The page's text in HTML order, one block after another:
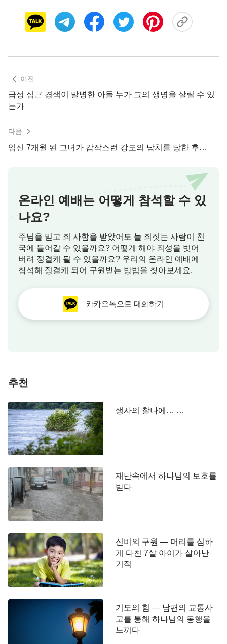
원제는 창백한 딸의 얼굴을 보고 울면 안 된다는
더 고통스럽고 위로가 필요할 것입니다. 원제는 자신
님께 의지하고 기도해야 한다고 여겼습니다. 하나님
은 방패가 되고 오직 하나님만이 믿음과 힘을 더해
주셔서 이런 환경에서 계속 체험할 수 있도록 해 주
신다는 것을 깨달았습니다.
그래서 원제는 속으로 하나님께 구했습니다. ‘
지 모르겠습니다. 저는 너무나 두렵지만 아무것도 할
수 없습니다. 하나님, 인도해 주세요.…’ 기도를 마친
그녀는 문득 하나님의 말씀이 떠올랐습니다. 『내가
우주 만물을 주재하는 전능한 하나님임을 명심하라!
내게는 해결 못 할 일이 없다. 따라서 나는 능치 못할
일이 없고 하지 못할 말이 없다. 』 하나님 말씀의 일
깨움으로, 나약했던 그녀의 마음은 훨씬 담대해졌고
고 편안해졌습니다. 그녀 역시 하나님은 천지 만물을
창조하셨고 우주의 모든 생령의 운명을 주재하고 계
시며, 모든 일이 다 하나님 손에 달려 있다는 것을 깨
전능을 나타내는 것이 아닙니까? 의사는 사람을 치
다. 사람의 생로병사도 하나님의 손에 있고 하나님이
야말로 우리의 유일한 희망이고 도움인 것입니다. 하
나님 말씀의 깨우침으로 혼란스러웠던 그녀의 마음
은 점차 평온을 찾았고 마음의 위로를 받았습니다.
딸과 사위도 하나님을 믿고 있으니 그들과 하나님의
말씀을 많이 나누어야 한다고 생각했습니다. 하나님
의 권능을 깨닫고 나면 가족들이 담대하게 현실과 마
주할 수 있게 될 것이라고 여겼습니다.
그녀는 집으로 돌아와서 급히 딸과 사위를 불러
그들과 함께 기도하고 하나님의 말씀을 보았습니다.
사람의 생명은 하나님께서 주신 것으로 모든 것이 다
하나님 손에 있다는 것을 알았습니다. 바로 하나님께
모든 일 중에 내가 결정하지 않는 일은 단 하나도 없
다. 내 손에 달리지 않은 일이 있느냐?』(<제1편> 중에
그들은 하나님의
속에서 하나님의 권능과
이전
급성 심근 경색이 발병한 아들 누가 그의 생명을 살릴 수 있
는가
다음
임신 7개월 된 그녀가 갑작스런 강도의 납치를 당한 후…
온라인 예배는 어떻게 참석할 수 있
나요?
주님을 믿고 죄 사함을 받았어도 늘 죄짓는 사람이 천
국에 들어갈 수 있을까요? 어떻게 해야 죄성을 벗어
버려 정결케 될 수 있을까요? 우리의 온라인 예배에
참석해 정결케 되어 구원받는 방법을 찾아보세요.
카카오톡으로 대화하기
추천
생사의 찰나에… …
재난속에서 하나님의 보호를
받다
신비의 구원 — 머리를 심하
게 다친 7살 아이가 살아난
기적
기도의 힘 — 남편의 교통사
고를 통해 하나님의 동행을
느끼다